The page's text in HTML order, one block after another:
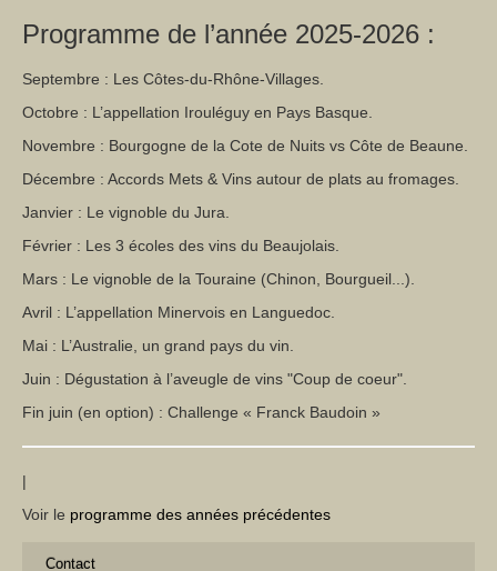
Présentation
Contact
Programme de l’année 2025-2026 :
Septembre : Les Côtes-du-Rhône-Villages.
Octobre : L’appellation Irouléguy en Pays Basque.
Novembre : Bourgogne de la Cote de Nuits vs Côte de Beaune.
Décembre : Accords Mets & Vins autour de plats au fromages.
Janvier : Le vignoble du Jura.
Février : Les 3 écoles des vins du Beaujolais.
Mars : Le vignoble de la Touraine (Chinon, Bourgueil...).
Avril : L’appellation Minervois en Languedoc.
Mai : L’Australie, un grand pays du vin.
Juin : Dégustation à l’aveugle de vins "Coup de coeur".
Fin juin (en option) : Challenge « Franck Baudoin »
|
Voir le programme des années précédentes
Contact